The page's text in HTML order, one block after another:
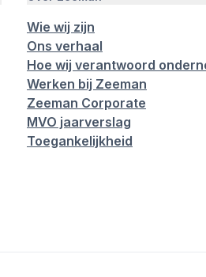
Wie wij zijn
Ons verhaal
Hoe wij verantwoord
Werken bij Zeeman
Zeeman Corporate
MVO jaarverslag
Toegankelijkheid